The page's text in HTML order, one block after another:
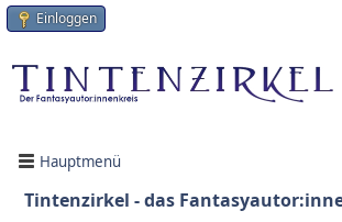
Einloggen
Hauptmenü
Tintenzirkel - das